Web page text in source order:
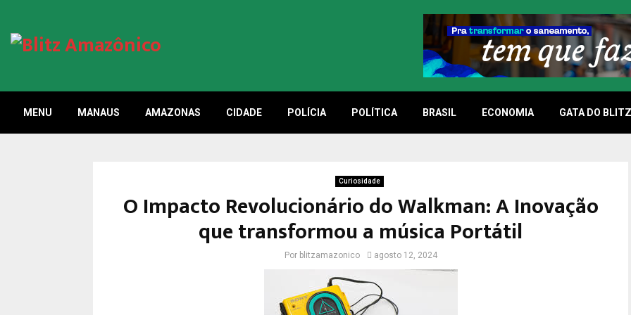
MENU MANAUS AMAZONAS CIDADE POLÍCIA POLÍTICA BRASIL ECONOMIA GATA DO BLITZ
Curiosidade
O Impacto Revolucionário do Walkman: A Inovação
que transformou a música Portátil
Por blitzamazonico agosto 12, 2024